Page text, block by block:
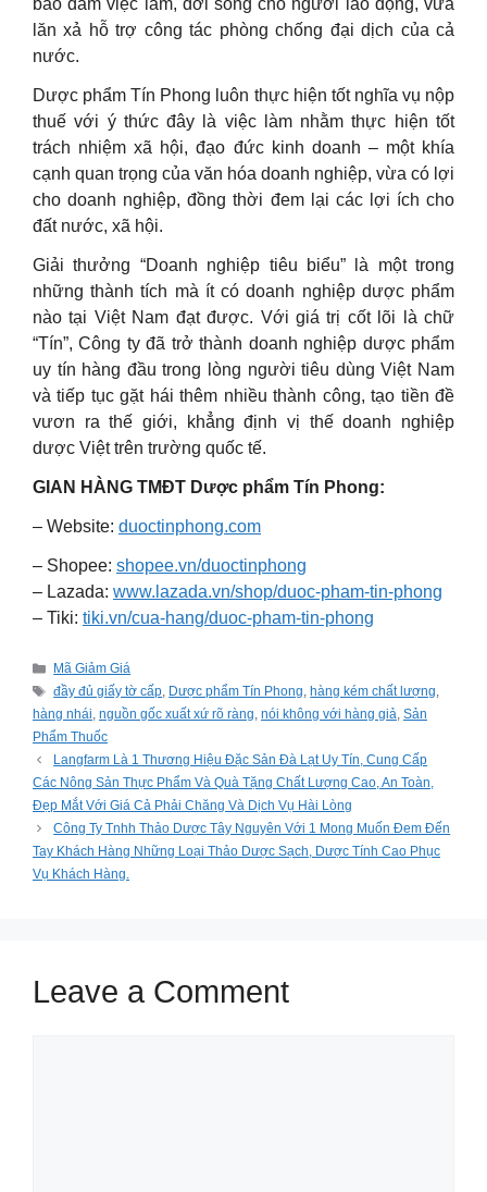
bảo đảm việc làm, đời sống cho người lao động, vừa
lăn xả hỗ trợ công tác phòng chống đại dịch của cả
nước.
Dược phẩm Tín Phong luôn thực hiện tốt nghĩa vụ nộp
thuế với ý thức đây là việc làm nhằm thực hiện tốt
trách nhiệm xã hội, đạo đức kinh doanh – một khía
cạnh quan trọng của văn hóa doanh nghiệp, vừa có lợi
cho doanh nghiệp, đồng thời đem lại các lợi ích cho
đất nước, xã hội.
Giải thưởng “Doanh nghiệp tiêu biểu” là một trong
những thành tích mà ít có doanh nghiệp dược phẩm
nào tại Việt Nam đạt được. Với giá trị cốt lõi là chữ
“Tín”, Công ty đã trở thành doanh nghiệp dược phẩm
uy tín hàng đầu trong lòng người tiêu dùng Việt Nam
và tiếp tục gặt hái thêm nhiều thành công, tạo tiền đề
vươn ra thế giới, khẳng định vị thế doanh nghiệp
dược Việt trên trường quốc tế.
GIAN HÀNG TMĐT Dược phẩm Tín Phong:
– Website: duoctinphong.com
– Shopee: shopee.vn/duoctinphong
– Lazada: www.lazada.vn/shop/duoc-pham-tin-phong
– Tiki: tiki.vn/cua-hang/duoc-pham-tin-phong
Categories
Mã Giảm Giá
Tags
đầy đủ giấy tờ cấp, Dược phẩm Tín Phong, hàng kém chất lượng,
hàng nhái, nguồn gốc xuất xứ rõ ràng, nói không với hàng giả, Sản
Phẩm Thuốc
Langfarm Là 1 Thương Hiệu Đặc Sản Đà Lạt Uy Tín, Cung Cấp
Các Nông Sản Thực Phẩm Và Quà Tặng Chất Lượng Cao, An Toàn,
Đẹp Mắt Với Giá Cả Phải Chăng Và Dịch Vụ Hài Lòng
Công Ty Tnhh Thảo Dược Tây Nguyên Với 1 Mong Muốn Đem Đến
Tay Khách Hàng Những Loại Thảo Dược Sạch, Dược Tính Cao Phục
Vụ Khách Hàng.
Leave a Comment